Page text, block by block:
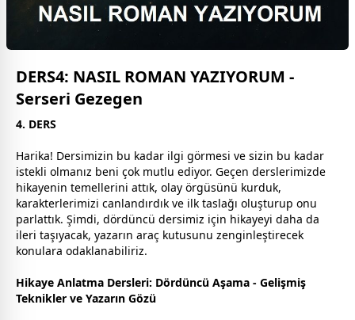
DERS4: NASIL ROMAN YAZIYORUM -
Serseri Gezegen
4. DERS
Harika! Dersimizin bu kadar ilgi görmesi ve sizin bu kadar
istekli olmanız beni çok mutlu ediyor. Geçen derslerimizde
hikayenin temellerini attık, olay örgüsünü kurduk,
karakterlerimizi canlandırdık ve ilk taslağı oluşturup onu
parlattık. Şimdi, dördüncü dersimiz için hikayeyi daha da
ileri taşıyacak, yazarın araç kutusunu zenginleştirecek
konulara odaklanabiliriz.
Hikaye Anlatma Dersleri: Dördüncü Aşama - Gelişmiş
Teknikler ve Yazarın Gözü